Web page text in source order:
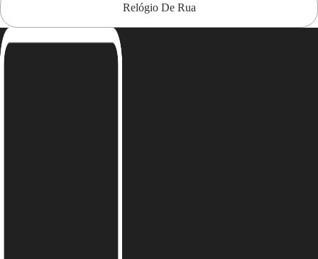
Relógio De Rua